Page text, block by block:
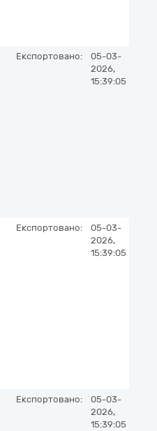
Експортовано:
05-03-
2026,
15:39:05
Експортовано:
05-03-
2026,
15:39:05
Експортовано:
05-03-
2026,
15:39:05